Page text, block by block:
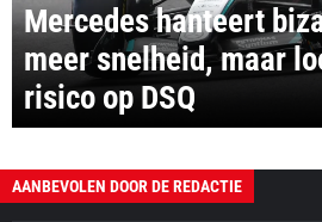
Mercedes hanteert
meer snelheid, maar
risico op DSQ
AANBEVOLEN DOOR DE REDACTIE